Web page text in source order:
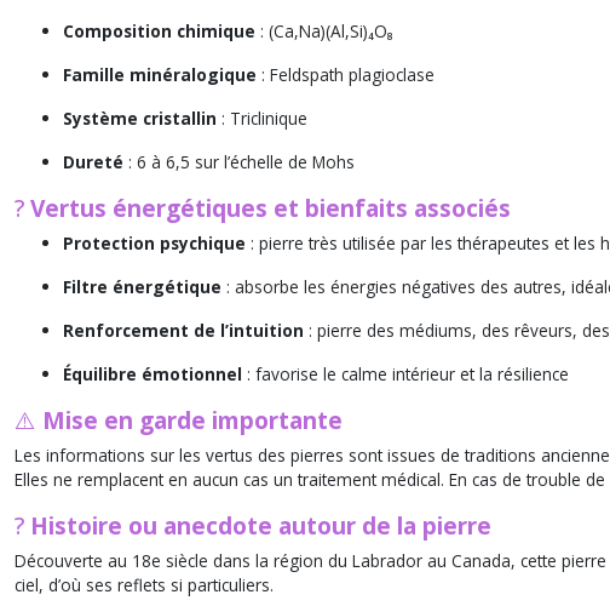
Composition chimique : (Ca,Na)(Al,Si)₄O₈
Famille minéralogique : Feldspath plagioclase
Système cristallin : Triclinique
Dureté : 6 à 6,5 sur l’échelle de Mohs
?Vertus énergétiques et bienfaits associés
Protection psychique : pierre très utilisée par les thérapeutes et les
Filtre énergétique : absorbe les énergies négatives des autres,
Renforcement de l’intuition : pierre des médiums, des rêveurs,
Équilibre émotionnel : favorise le calme intérieur et la résilience
⚠️ Mise en garde importante
Les informations sur les vertus des pierres sont issues de traditions
Elles ne remplacent en aucun cas un traitement médical. En cas de trouble
? Histoire ou anecdote autour de la pierre
Découverte au 18e siècle dans la région du Labrador au Canada, cette
ciel, d’où ses reflets si particuliers.